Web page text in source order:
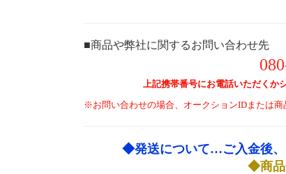
■商品や弊社に関するお問い合わせ先
上記携帯番号にお電話いただくか
※お問い合わせの場合、オークションIDまたは商
◆発送について…ご入金後
◆商品